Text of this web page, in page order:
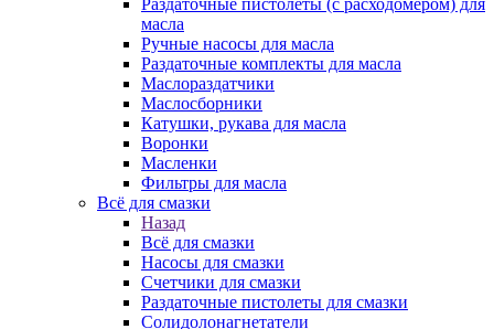
Раздаточные пистолеты (с расходомером) для
масла
Ручные насосы для масла
Раздаточные комплекты для масла
Маслораздатчики
Маслосборники
Катушки, рукава для масла
Воронки
Масленки
Фильтры для масла
Всё для смазки
Назад
Всё для смазки
Насосы для смазки
Счетчики для смазки
Раздаточные пистолеты для смазки
Солидолонагнетатели